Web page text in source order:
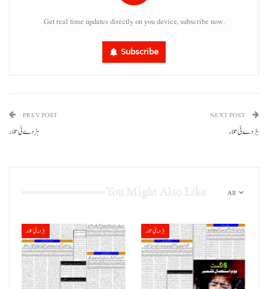
Get real time updates directly on you device, subscribe now.
Subscribe
PREV POST
ہڑدے ئی تلار
NEXT POST
ہڑدے ئی تلار
All
ہڑدیئی تلار ہڑدیئی تلار